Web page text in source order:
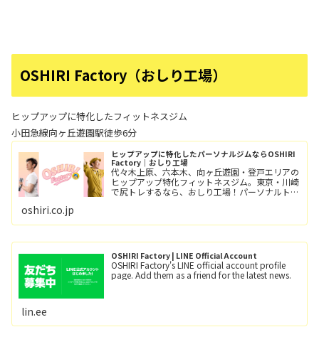
OSHIRI Factory（おしり工場）
ヒップアップに特化したフィットネスジム
小田急線向ヶ丘遊園駅徒歩6分
ヒップアップに特化したパーソナルジムならOSHIRI
Factory｜おしり工場
代々木上原、六本木、向ヶ丘遊園・登戸エリアの
ヒップアップ特化フィットネスジム。東京・川崎
で尻トレするなら、おしり工場！パーソナルトレ
oshiri.co.jp
OSHIRI Factory | LINE Official Account
OSHIRI Factory's LINE official account profile
page. Add them as a friend for the latest news.
lin.ee